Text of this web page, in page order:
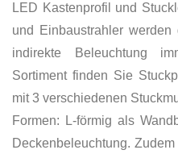
LED Kastenprofil und
und Einbaustrahler
indirekte Beleuchtung
Sortiment finden Sie
mit 3 verschiedenen
Formen: L-förmig als
Deckenbeleuchtung.